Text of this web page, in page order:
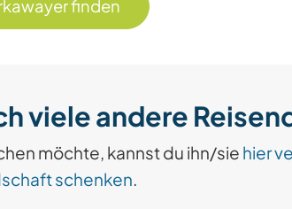
finden
viele andere
möchte, kannst du ihn/sie hier
schenken